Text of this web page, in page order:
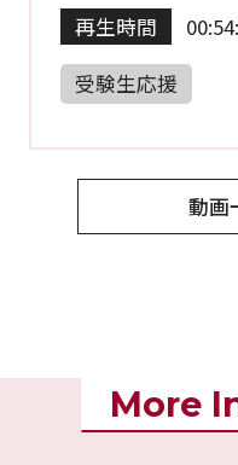
再生時間
受験生応援
動画
More